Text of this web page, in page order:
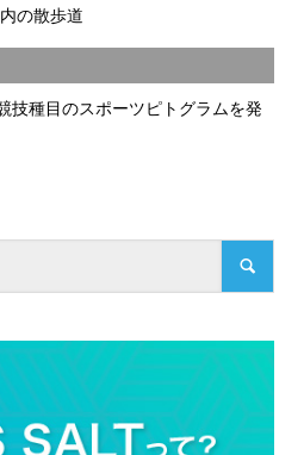
の散歩道
種目のスポーツピトグラムを発